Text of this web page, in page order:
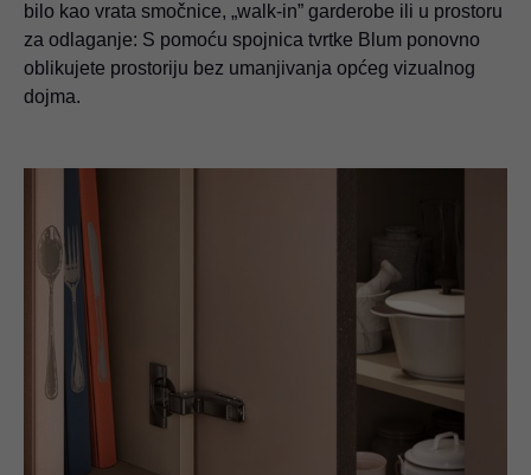
bilo kao vrata smočnice, „walk-in” garderobe ili u prostoru
za odlaganje: S pomoću spojnica tvrtke Blum ponovno
oblikujete prostoriju bez umanjivanja općeg vizualnog
dojma.